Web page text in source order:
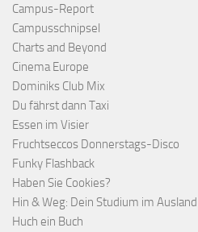
Campus-Report
Campusschnipsel
Charts and Beyond
Cinema Europe
Dominiks Club Mix
Du fährst dann Taxi
Essen im Visier
Fruchtseccos Donnerstags-Disco
Funky Flashback
Haben Sie Cookies?
Hin & Weg: Dein Studium im Ausland
Huch ein Buch